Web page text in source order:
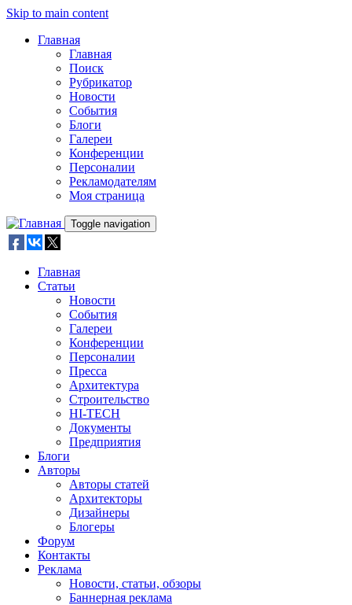
Skip to main content
Главная
Главная
Поиск
Рубрикатор
Новости
События
Блоги
Галереи
Конференции
Персоналии
Рекламодателям
Моя страница
Toggle navigation
Главная
Статьи
Новости
События
Галереи
Конференции
Персоналии
Пресса
Архитектура
Строительство
HI-TECH
Документы
Предприятия
Блоги
Авторы
Авторы статей
Архитекторы
Дизайнеры
Блогеры
Форум
Контакты
Реклама
Новости, статьи, обзоры
Баннерная реклама